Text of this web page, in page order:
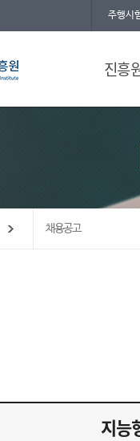
주행시
진흥
찾아오시
채용공고
지능